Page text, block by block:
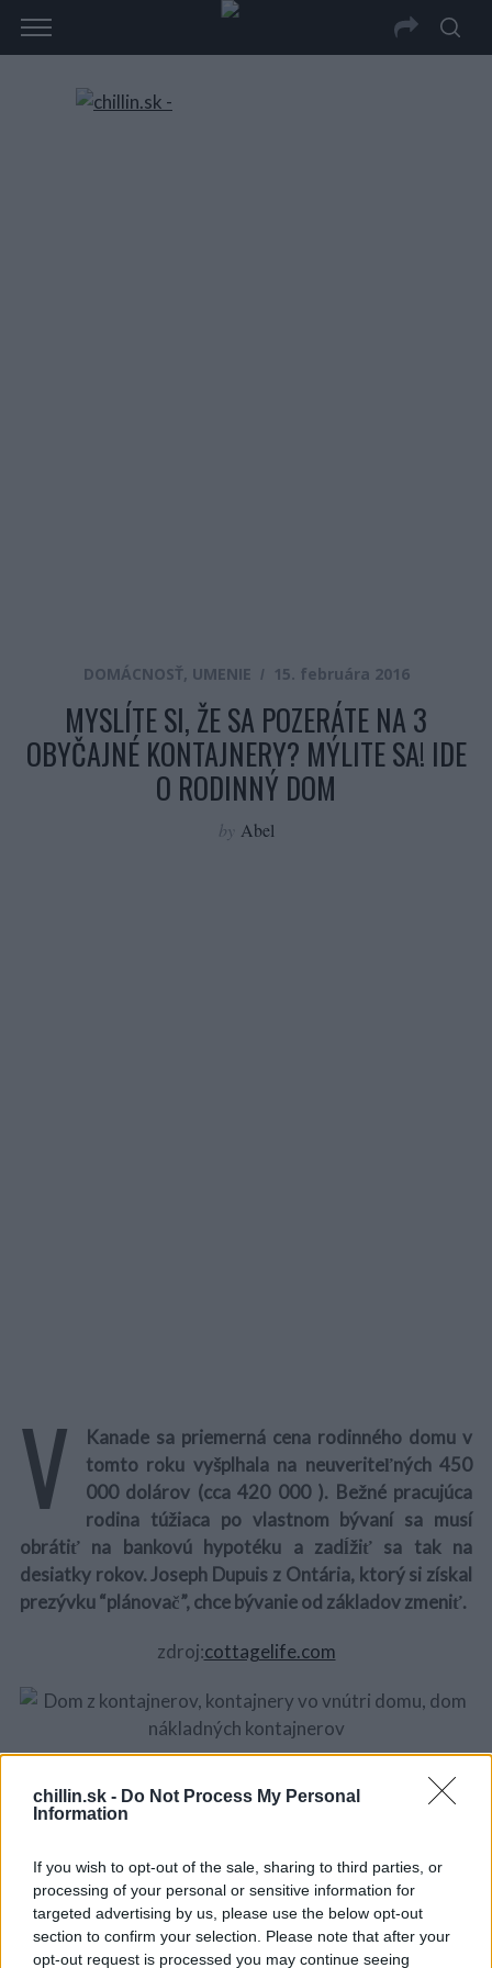
chillin.sk - Do Not Process My Personal
Information
If you wish to opt-out of the sale, sharing to third parties, or
processing of your personal or sensitive information for
targeted advertising by us, please use the below opt-out
section to confirm your selection. Please note that after your
opt-out request is processed you may continue seeing
DOMÁCNOSŤ, UMENIE 15. februára 2016
MYSLÍTE SI, ŽE SA POZERÁTE NA 3
OBYČAJNÉ KONTAJNERY? MÝLITE SA! IDE
O RODINNÝ DOM
by Abel
V
Kanade sa priemerná cena rodinného domu v
tomto roku vyšplhala na neuveriteľných 450
000 dolárov (cca 420 000 ). Bežné pracujúca
rodina túžiaca po vlastnom bývaní sa musí
obrátiť na bankovú hypotéku a zadĺžiť sa tak na
desiatky rokov. Joseph Dupuis z Ontária, ktorý si získal
prezývku “plánovač”, chce bývanie od základov zmeniť.
zdroj:cottagelife.com
Jeho hlavným cieľom je pomáhať ľuďom, ktorí túžia po
vlastnom bývaní, aby sa nemuseli zaviazať bankám na
prepravných kontajnerov a na inzertnom portáli ho
predával za 58 000 dolárov (52 000 eur). Kontajner ho
vyšiel na 17000 eur
S
e
a
r
c